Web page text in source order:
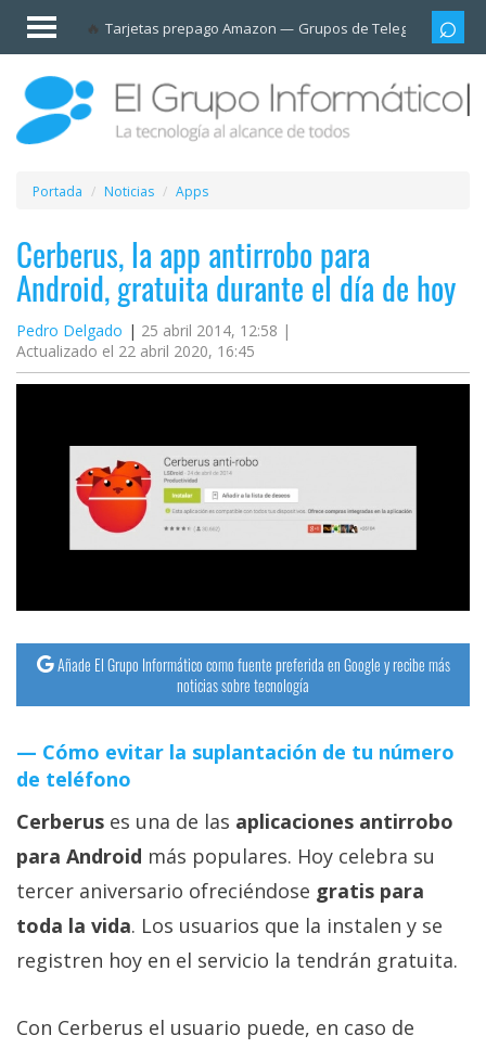
Tarjetas prepago Amazon Grupos de Telegram
Invitado
Iniciar
sesión /
Registrarse
Esenciales
Móviles
Ofertas
Apps
Redes
Plataformas
streaming
Operadores
Trucos
y
Tutoriales
Ciberseguridad
operativos
Profesional
+
temas
Portada Noticias Apps
Cerberus, la app antirrobo para
Android, gratuita durante el día de hoy
Pedro Delgado
25 abril 2014, 12:58 |
Actualizado el 22 abril 2020, 16:45
Añade El Grupo Informático como fuente preferida en Google y recibe más
noticias sobre tecnología
Cómo evitar la suplantación de tu número
de teléfono
Cerberus es una de las aplicaciones antirrobo
para Android más populares. Hoy celebra su
tercer aniversario ofreciéndose gratis para
toda la vida. Los usuarios que la instalen y se
registren hoy en el servicio la tendrán gratuita.
Con Cerberus el usuario puede, en caso de